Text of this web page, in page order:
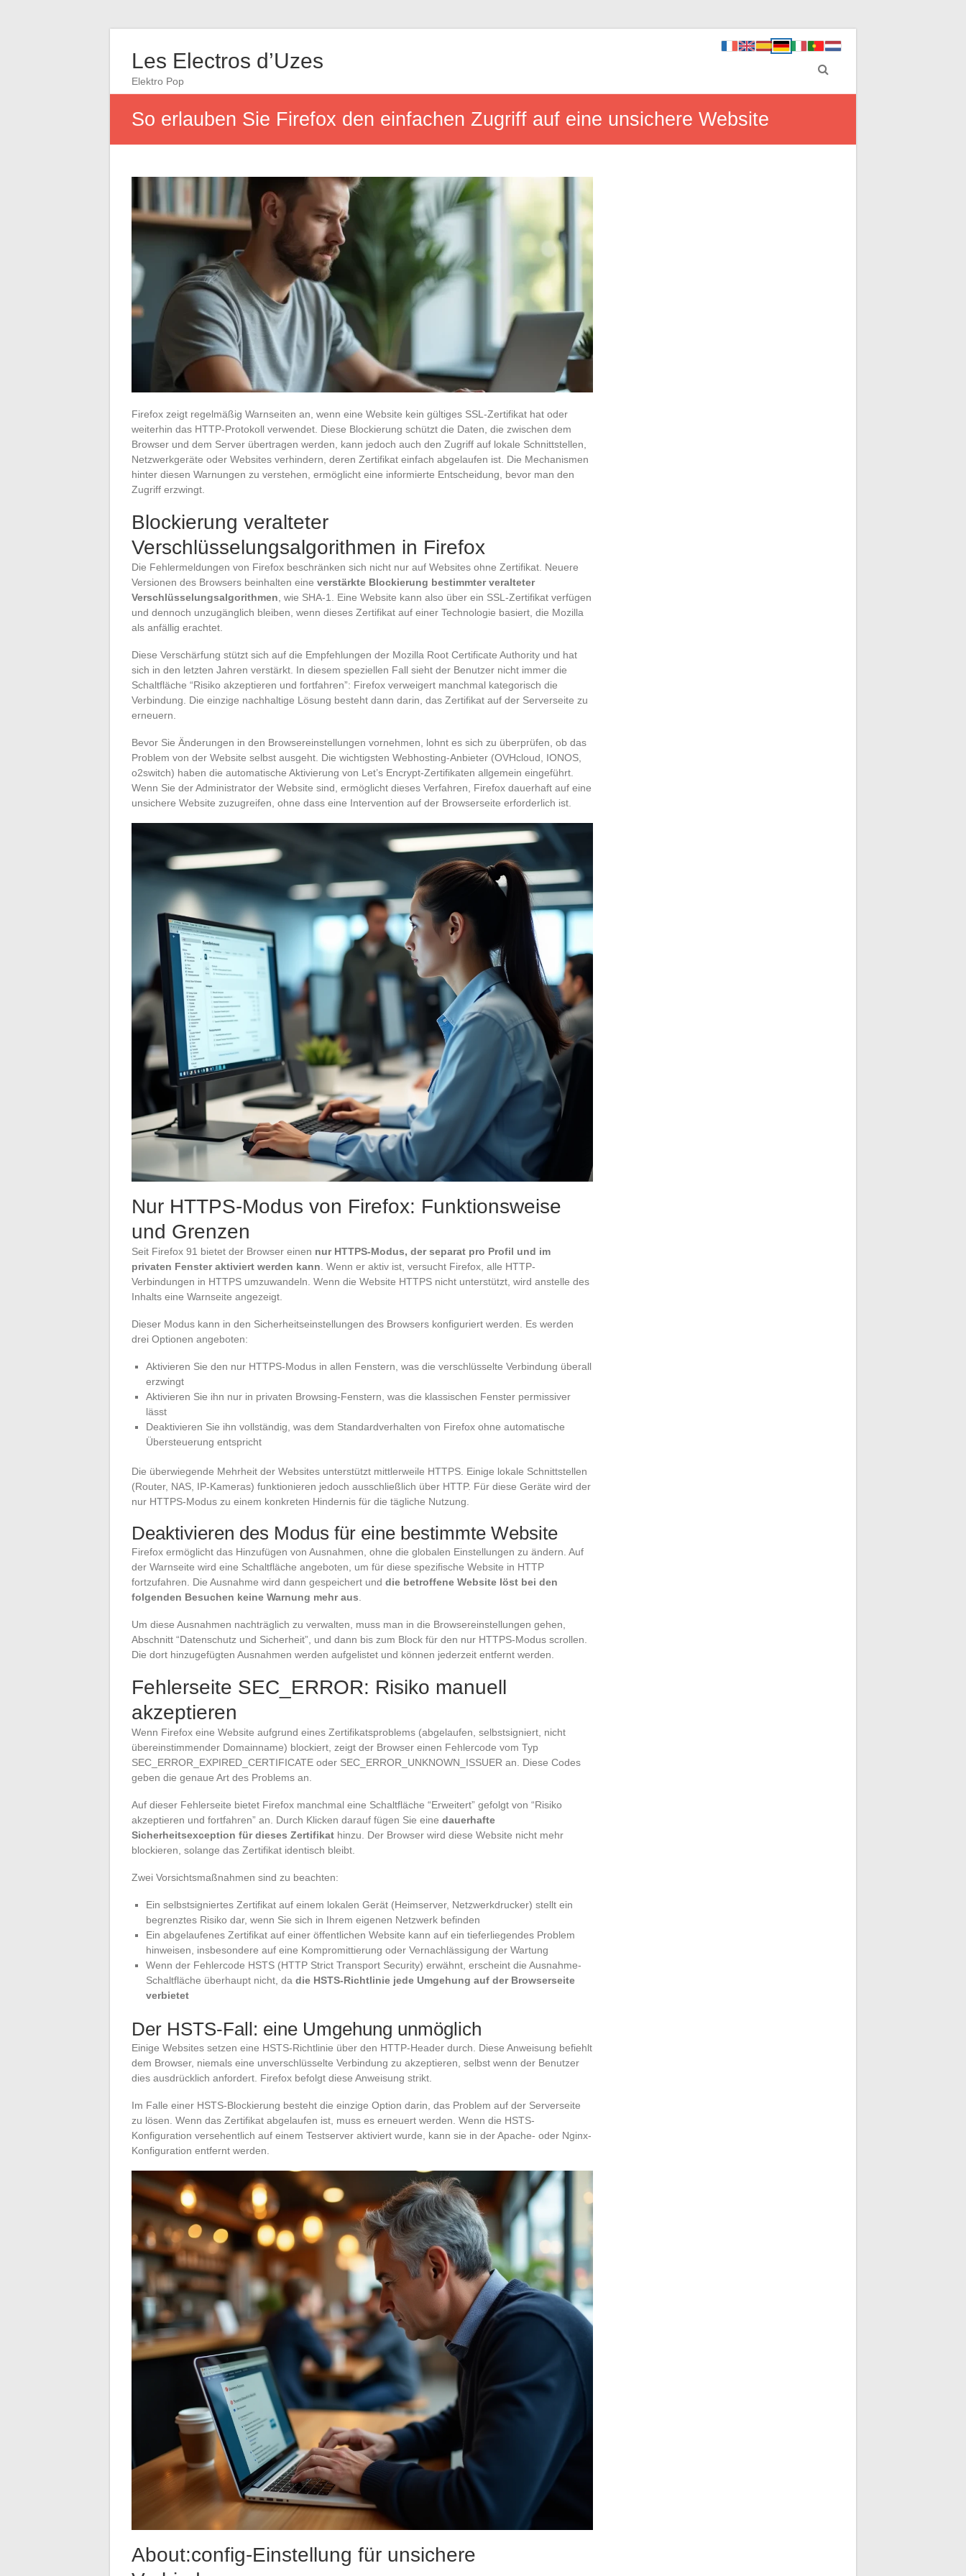
Les Electros d’Uzes
Elektro Pop
So erlauben Sie Firefox den einfachen Zugriff auf eine unsichere Website
Firefox zeigt regelmäßig Warnseiten an, wenn eine Website kein gültiges SSL-Zertifikat hat oder
weiterhin das HTTP-Protokoll verwendet. Diese Blockierung schützt die Daten, die zwischen dem
Browser und dem Server übertragen werden, kann jedoch auch den Zugriff auf lokale Schnittstellen,
Netzwerkgeräte oder Websites verhindern, deren Zertifikat einfach abgelaufen ist. Die Mechanismen
hinter diesen Warnungen zu verstehen, ermöglicht eine informierte Entscheidung, bevor man den
Zugriff erzwingt.
Blockierung veralteter
Verschlüsselungsalgorithmen in Firefox
Die Fehlermeldungen von Firefox beschränken sich nicht nur auf Websites ohne Zertifikat. Neuere
Versionen des Browsers beinhalten eine verstärkte Blockierung bestimmter veralteter
Verschlüsselungsalgorithmen , wie SHA-1. Eine Website kann also über ein SSL-Zertifikat verfügen
und dennoch unzugänglich bleiben, wenn dieses Zertifikat auf einer Technologie basiert, die Mozilla
als anfällig erachtet.
Diese Verschärfung stützt sich auf die Empfehlungen der Mozilla Root Certificate Authority und hat
sich in den letzten Jahren verstärkt. In diesem speziellen Fall sieht der Benutzer nicht immer die
Schaltfläche “Risiko akzeptieren und fortfahren”: Firefox verweigert manchmal kategorisch die
Verbindung. Die einzige nachhaltige Lösung besteht dann darin, das Zertifikat auf der Serverseite zu
erneuern.
Bevor Sie Änderungen in den Browsereinstellungen vornehmen, lohnt es sich zu überprüfen, ob das
Problem von der Website selbst ausgeht. Die wichtigsten Webhosting-Anbieter (OVHcloud, IONOS,
o2switch) haben die automatische Aktivierung von Let’s Encrypt-Zertifikaten allgemein eingeführt.
Wenn Sie der Administrator der Website sind, ermöglicht dieses Verfahren, Firefox dauerhaft auf eine
unsichere Website zuzugreifen, ohne dass eine Intervention auf der Browserseite erforderlich ist.
Nur HTTPS-Modus von Firefox: Funktionsweise
und Grenzen
Seit Firefox 91 bietet der Browser einen nur HTTPS-Modus, der separat pro Profil und im
privaten Fenster aktiviert werden kann. Wenn er aktiv ist, versucht Firefox, alle HTTP-
Verbindungen in HTTPS umzuwandeln. Wenn die Website HTTPS nicht unterstützt, wird anstelle des
Inhalts eine Warnseite angezeigt.
Dieser Modus kann in den Sicherheitseinstellungen des Browsers konfiguriert werden. Es werden
drei Optionen angeboten:
Aktivieren Sie den nur HTTPS-Modus in allen Fenstern, was die verschlüsselte Verbindung überall
erzwingt
Aktivieren Sie ihn nur in privaten Browsing-Fenstern, was die klassischen Fenster permissiver
lässt
Deaktivieren Sie ihn vollständig, was dem Standardverhalten von Firefox ohne automatische
Übersteuerung entspricht
Die überwiegende Mehrheit der Websites unterstützt mittlerweile HTTPS. Einige lokale Schnittstellen
(Router, NAS, IP-Kameras) funktionieren jedoch ausschließlich über HTTP. Für diese Geräte wird der
nur HTTPS-Modus zu einem konkreten Hindernis für die tägliche Nutzung.
Deaktivieren des Modus für eine bestimmte Website
Firefox ermöglicht das Hinzufügen von Ausnahmen, ohne die globalen Einstellungen zu ändern. Auf
der Warnseite wird eine Schaltfläche angeboten, um für diese spezifische Website in HTTP
fortzufahren. Die Ausnahme wird dann gespeichert und die betroffene Website löst bei den
folgenden Besuchen keine Warnung mehr aus.
Um diese Ausnahmen nachträglich zu verwalten, muss man in die Browsereinstellungen gehen,
Abschnitt “Datenschutz und Sicherheit”, und dann bis zum Block für den nur HTTPS-Modus scrollen.
Die dort hinzugefügten Ausnahmen werden aufgelistet und können jederzeit entfernt werden.
Fehlerseite SEC_ERROR: Risiko manuell
akzeptieren
Wenn Firefox eine Website aufgrund eines Zertifikatsproblems (abgelaufen, selbstsigniert, nicht
übereinstimmender Domainname) blockiert, zeigt der Browser einen Fehlercode vom Typ
SEC_ERROR_EXPIRED_CERTIFICATE oder SEC_ERROR_UNKNOWN_ISSUER an. Diese Codes
geben die genaue Art des Problems an.
Auf dieser Fehlerseite bietet Firefox manchmal eine Schaltfläche “Erweitert” gefolgt von “Risiko
akzeptieren und fortfahren” an. Durch Klicken darauf fügen Sie eine dauerhafte
Sicherheitsexception für dieses Zertifikat hinzu. Der Browser wird diese Website nicht mehr
blockieren, solange das Zertifikat identisch bleibt.
Zwei Vorsichtsmaßnahmen sind zu beachten:
Ein selbstsigniertes Zertifikat auf einem lokalen Gerät (Heimserver, Netzwerkdrucker) stellt ein
begrenztes Risiko dar, wenn Sie sich in Ihrem eigenen Netzwerk befinden
Ein abgelaufenes Zertifikat auf einer öffentlichen Website kann auf ein tieferliegendes Problem
hinweisen, insbesondere auf eine Kompromittierung oder Vernachlässigung der Wartung
Wenn der Fehlercode HSTS (HTTP Strict Transport Security) erwähnt, erscheint die Ausnahme-
Schaltfläche überhaupt nicht, da die HSTS-Richtlinie jede Umgehung auf der Browserseite
verbietet
Der HSTS-Fall: eine Umgehung unmöglich
Einige Websites setzen eine HSTS-Richtlinie über den HTTP-Header durch. Diese Anweisung befiehlt
dem Browser, niemals eine unverschlüsselte Verbindung zu akzeptieren, selbst wenn der Benutzer
dies ausdrücklich anfordert. Firefox befolgt diese Anweisung strikt.
Im Falle einer HSTS-Blockierung besteht die einzige Option darin, das Problem auf der Serverseite
zu lösen. Wenn das Zertifikat abgelaufen ist, muss es erneuert werden. Wenn die HSTS-
Konfiguration versehentlich auf einem Testserver aktiviert wurde, kann sie in der Apache- oder Nginx-
Konfiguration entfernt werden.
About:config-Einstellung für unsichere